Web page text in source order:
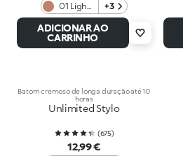
01 Light
Hazelnut
+3
ADICIONAR AO
CARRINHO
Batom cremoso de longa duração até 10
horas
Unlimited Stylo
(675)
12,99 €